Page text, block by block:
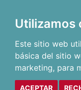
Utilizamos
Este sitio web
básica del sitio
marketing, para
ACEPTAR